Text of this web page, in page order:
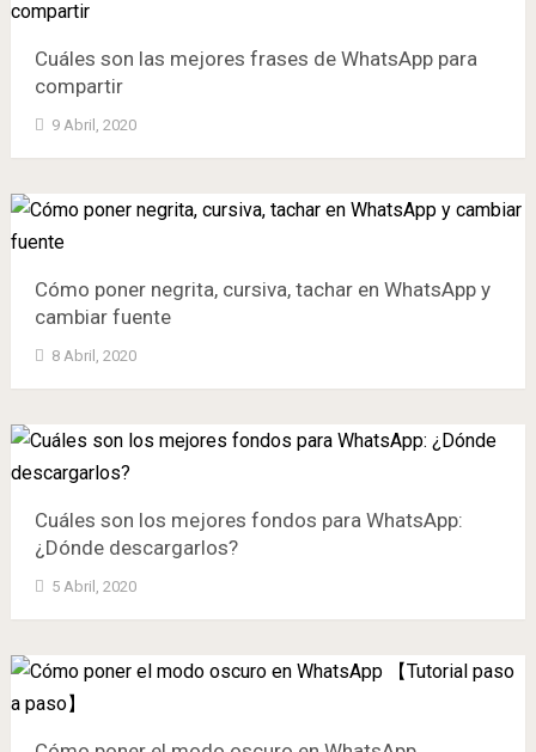
Cuáles son las mejores frases de WhatsApp para
compartir
9 Abril, 2020
Cómo poner negrita, cursiva, tachar en WhatsApp y
cambiar fuente
8 Abril, 2020
Cuáles son los mejores fondos para WhatsApp:
¿Dónde descargarlos?
5 Abril, 2020